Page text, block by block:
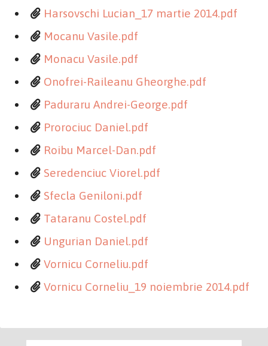
Harsovschi Lucian_17 martie 2014.pdf
Mocanu Vasile.pdf
Monacu Vasile.pdf
Onofrei-Raileanu Gheorghe.pdf
Paduraru Andrei-George.pdf
Prorociuc Daniel.pdf
Roibu Marcel-Dan.pdf
Seredenciuc Viorel.pdf
Sfecla Geniloni.pdf
Tataranu Costel.pdf
Ungurian Daniel.pdf
Vornicu Corneliu.pdf
Vornicu Corneliu_19 noiembrie 2014.pdf